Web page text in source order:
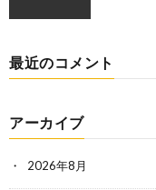
最近のコメント
アーカイブ
2026年8月